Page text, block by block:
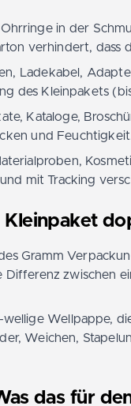
in der
verhindert,
Ladekabel,
des Kleinpakets
Kataloge,
und
mit Tracking
Gramm
zwischen
Wellpappe,
Weichen,
das für